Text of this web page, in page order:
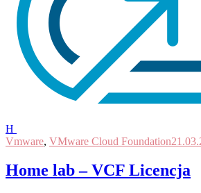
H
Vmware, VMware Cloud Foundation
Home lab – VCF Licencja